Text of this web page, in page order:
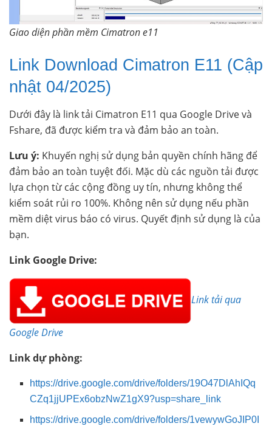
Giao diện phần mềm Cimatron e11
Link Download Cimatron E11 (Cập
nhật 04/2025)
Dưới đây là link tải Cimatron E11 qua Google Drive và
Fshare, đã được kiểm tra và đảm bảo an toàn.
Lưu ý: Khuyến nghị sử dụng bản quyền chính hãng để
đảm bảo an toàn tuyệt đối. Mặc dù các nguồn tải được
lựa chọn từ các cộng đồng uy tín, nhưng không thể
kiểm soát rủi ro 100%. Không nên sử dụng nếu phần
mềm diệt virus báo có virus. Quyết định sử dụng là của
bạn.
Link Google Drive:
Link tải qua
Google Drive
Link dự phòng:
https://drive.google.com/drive/folders/19O47DlAhIQq
CZq1jjUPEx6obzNwZ1gX9?usp=share_link
https://drive.google.com/drive/folders/1vewywGoJIP0I